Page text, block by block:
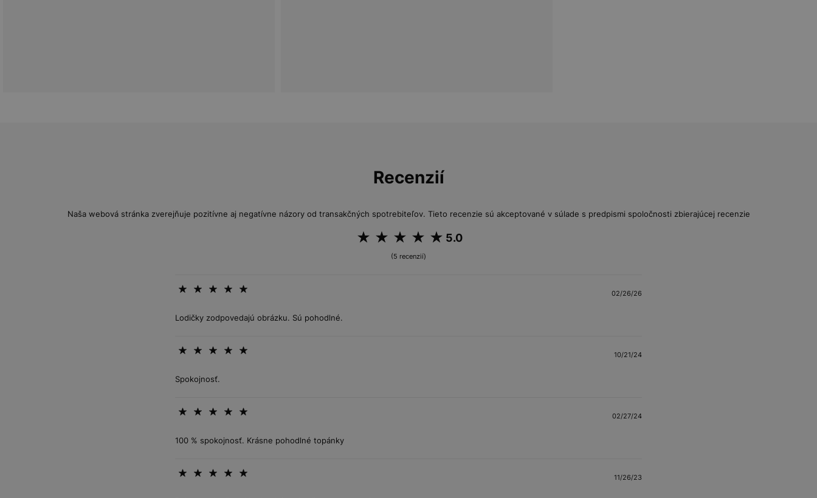
Recenzií
Naša webová stránka zverejňuje pozitívne aj negatívne názory od transakčných spotrebiteľov. Tieto recenzie sú akceptované v súlade s predpismi spoločnosti zbierajúcej recenzie
5.0
(5 recenzií)
02/26/26
Lodičky zodpovedajú obrázku. Sú pohodlné.
10/21/24
Spokojnosť.
02/27/24
100 % spokojnosť. Krásne pohodlné topánky
11/26/23